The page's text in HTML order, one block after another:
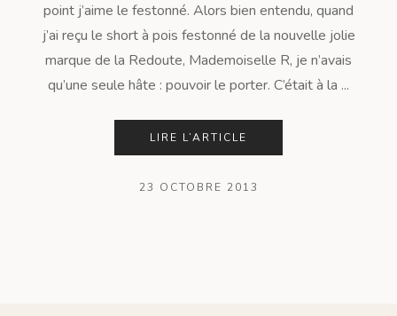
point j’aime le festonné. Alors bien entendu, quand
j’ai reçu le short à pois festonné de la nouvelle jolie
marque de la Redoute, Mademoiselle R, je n’avais
qu’une seule hâte : pouvoir le porter. C’était à la ...
LIRE L’ARTICLE
23 OCTOBRE 2013